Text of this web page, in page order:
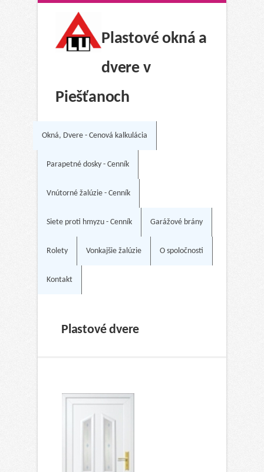
Plastové okná a
dvere v
Piešťanoch
Okná, Dvere - Cenová kalkulácia
Parapetné dosky - Cenník
Vnútorné žalúzie - Cenník
Siete proti hmyzu - Cenník Garážové brány
Rolety Vonkajšie žalúzie O spoločnosti
Kontakt
Plastové dvere